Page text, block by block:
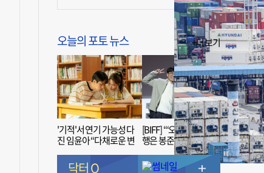
오늘의 포토 뉴스 +더보기
'기적'서 연기 가능성 다
진 임윤아 “다채로운 변
[BIFF] “‘오징어 게임’ 흥
행은 봉준호 감독 ‘1인
치 장벽’ 무너진 순간”
닥터 Q